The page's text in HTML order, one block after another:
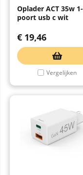
Oplader ACT 35w 1-
poort usb c wit
€ 19,46
Vergelijken